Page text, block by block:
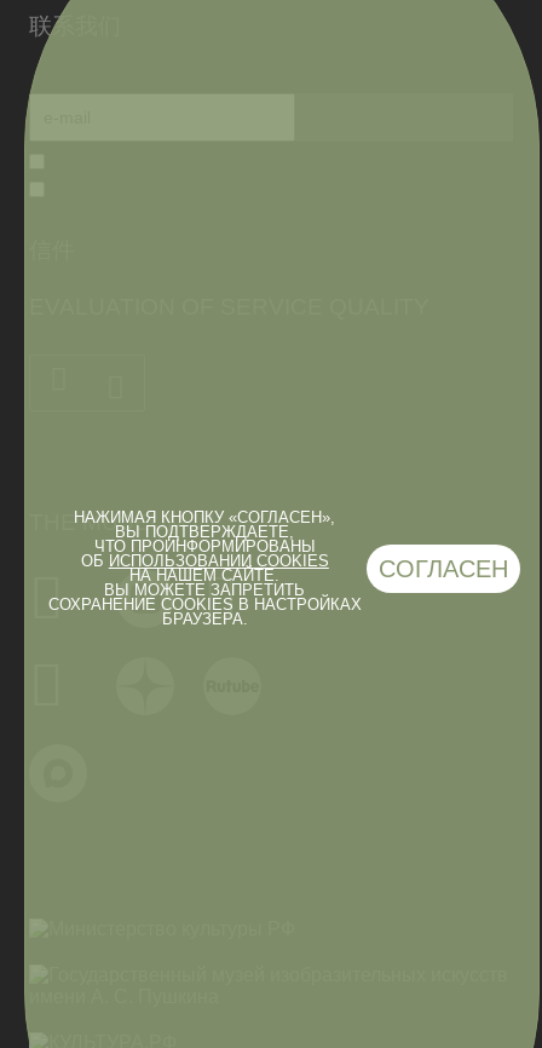
НАЖИМАЯ КНОПКУ «СОГЛАСЕН»,
ВЫ ПОДТВЕРЖДАЕТЕ,
ЧТО ПРОИНФОРМИРОВАНЫ
ОБ ИСПОЛЬЗОВАНИИ COOKIES
НА НАШЕМ САЙТЕ.
ВЫ МОЖЕТЕ ЗАПРЕТИТЬ
СОХРАНЕНИЕ COOKIES В НАСТРОЙКАХ
БРАУЗЕРА.
СОГЛАСЕН
联系我们
THE MUSEUM IN